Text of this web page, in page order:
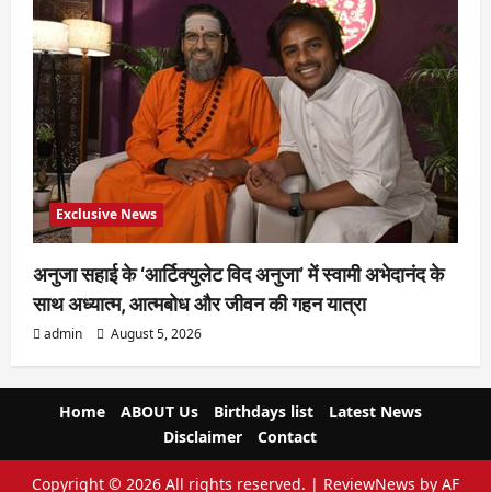
Exclusive News
अनुजा सहाई के ‘आर्टिक्युलेट विद अनुजा’ में स्वामी अभेदानंद के
साथ अध्यात्म, आत्मबोध और जीवन की गहन यात्रा
admin August 5, 2026
Home ABOUT Us Birthdays list
Latest News
Disclaimer
Contact
Copyright © 2026 All rights reserved. | ReviewNews by AF